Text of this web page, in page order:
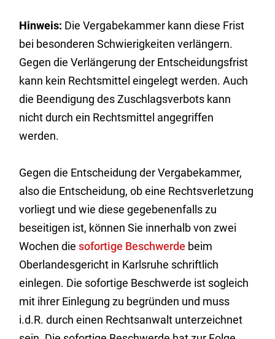
Hinweis: Die Vergabekammer kann diese Frist
bei besonderen Schwierigkeiten verlängern.
Gegen die Verlängerung der Entscheidungsfrist
kann kein Rechtsmittel eingelegt werden. Auch
die Beendigung des Zuschlagsverbots kann
nicht durch ein Rechtsmittel angegriffen
werden.
Gegen die Entscheidung der Vergabekammer,
also die Entscheidung, ob eine Rechtsverletzung
vorliegt und wie diese gegebenenfalls zu
beseitigen ist, können Sie innerhalb von zwei
Wochen diesofortige Beschwerde beim
Oberlandesgericht in Karlsruhe schriftlich
einlegen. Die sofortige Beschwerde ist sogleich
mit ihrer Einlegung zu begründen und muss
i.d.R. durch einen Rechtsanwalt unterzeichnet